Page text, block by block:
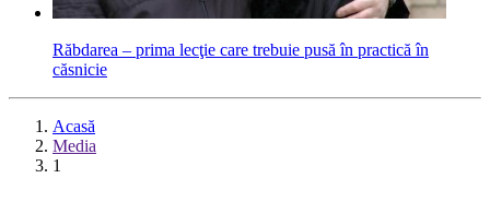
Răbdarea – prima lecţie care trebuie pusă în practică în
căsnicie
Acasă
Media
1